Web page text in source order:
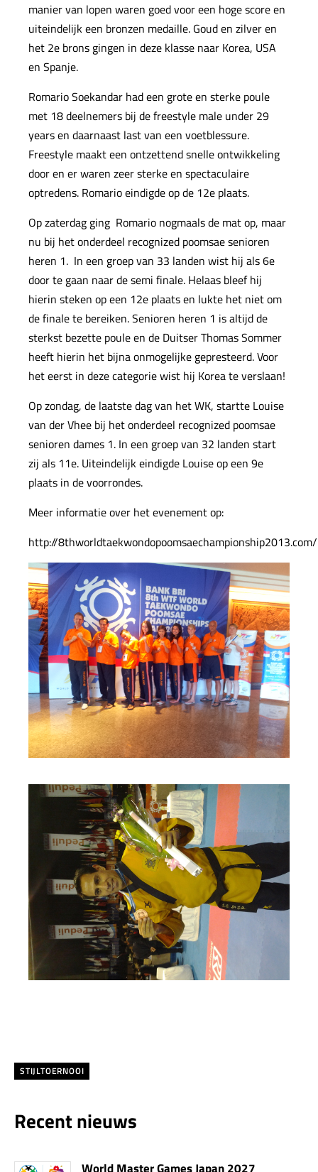
manier van lopen waren goed voor een hoge score en
uiteindelijk een bronzen medaille. Goud en zilver en
het 2e brons gingen in deze klasse naar Korea, USA
en Spanje.
Romario Soekandar had een grote en sterke poule
met 18 deelnemers bij de freestyle male under 29
years en daarnaast last van een voetblessure.
Freestyle maakt een ontzettend snelle ontwikkeling
door en er waren zeer sterke en spectaculaire
optredens. Romario eindigde op de 12e plaats.
Op zaterdag ging Romario nogmaals de mat op, maar
nu bij het onderdeel recognized poomsae senioren
heren 1. In een groep van 33 landen wist hij als 6e
door te gaan naar de semi finale. Helaas bleef hij
hierin steken op een 12e plaats en lukte het niet om
de finale te bereiken. Senioren heren 1 is altijd de
sterkst bezette poule en de Duitser Thomas Sommer
heeft hierin het bijna onmogelijke gepresteerd. Voor
het eerst in deze categorie wist hij Korea te verslaan!
Op zondag, de laatste dag van het WK, startte Louise
van der Vhee bij het onderdeel recognized poomsae
senioren dames 1. In een groep van 32 landen start
zij als 11e. Uiteindelijk eindigde Louise op een 9e
plaats in de voorrondes.
Meer informatie over het evenement op:
http://8thworldtaekwondopoomsaechampionship2013.com/
STIJLTOERNOOI
Recent nieuws